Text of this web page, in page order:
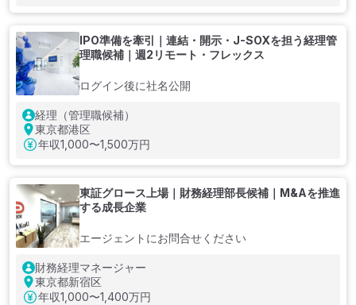
IPO準備を牽引｜連結・開示・J-SOXを担う経理管
理職候補｜週2リモート・フレックス
ログイン後に社名公開
経理（管理職候補）
東京都港区
年収1,000〜1,500万円
東証グロース上場｜財務経理部長候補｜M&Aを推進
する成長企業
エージェントにお問合せください
財務経理マネージャー
東京都新宿区
年収1,000〜1,400万円